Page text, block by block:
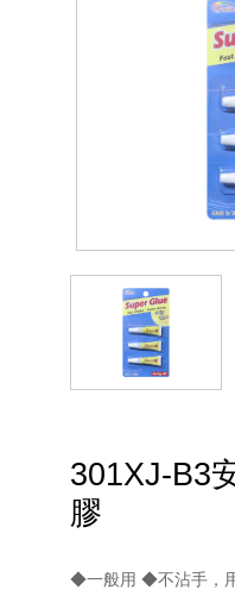
301XJ-B3
膠
◆一般用 ◆不沾手，